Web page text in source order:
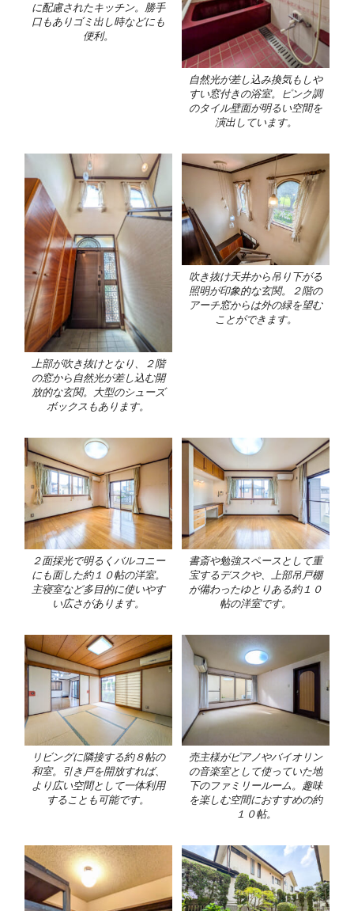
に配慮されたキッチン。勝手
口もありゴミ出し時などにも
便利。
自然光が差し込み換気もしや
すい窓付きの浴室。ピンク調
のタイル壁面が明るい空間を
演出しています。
上部が吹き抜けとなり、２階
の窓から自然光が差し込む開
放的な玄関。大型のシューズ
ボックスもあります。
吹き抜け天井から吊り下がる
照明が印象的な玄関。２階の
アーチ窓からは外の緑を望む
ことができます。
２面採光で明るくバルコニー
にも面した約１０帖の洋室。
主寝室など多目的に使いやす
い広さがあります。
書斎や勉強スペースとして重
宝するデスクや、上部吊戸棚
が備わったゆとりある約１０
帖の洋室です。
リビングに隣接する約８帖の
和室。引き戸を開放すれば、
より広い空間として一体利用
することも可能です。
売主様がピアノやバイオリン
の音楽室として使っていた地
下のファミリールーム。趣味
を楽しむ空間におすすめの約
１０帖。